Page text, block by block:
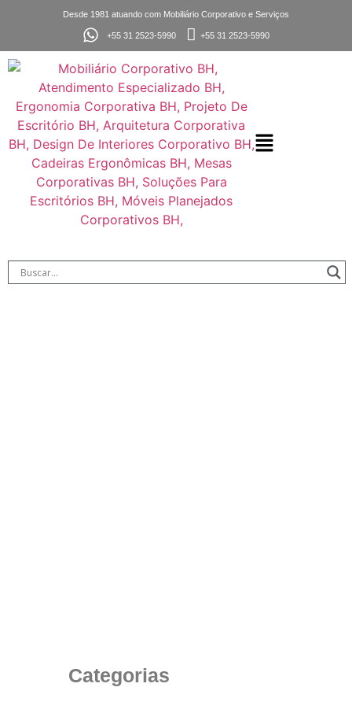
Desde 1981 atuando com Mobiliário Corporativo e Serviços
+55 31 2523-5990 +55 31 2523-5990
Categorias